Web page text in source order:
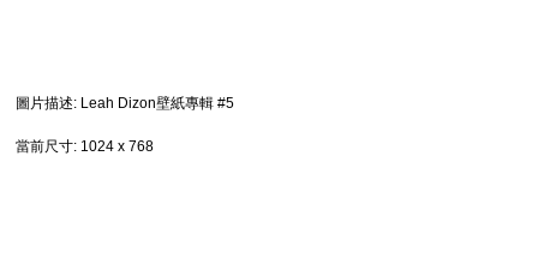
圖片描述: Leah Dizon壁紙專輯 #5
當前尺寸: 1024 x 768